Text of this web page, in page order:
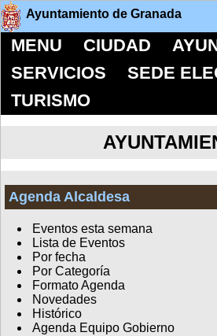
Ayuntamiento de Granada
MENU CIUDAD
SERVICIOS
SEDE
TURISMO
Agenda Alcaldesa
Eventos esta semana
Lista de Eventos
Por fecha
Por Categoría
Formato Agenda
Novedades
Histórico
Agenda Equipo Gobierno